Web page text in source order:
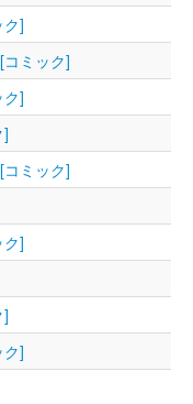
]
ミック]
]
]
ミック]
]
]
]